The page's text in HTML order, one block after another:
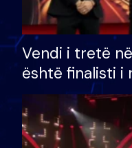
Vendi i tretë
është finalisti i